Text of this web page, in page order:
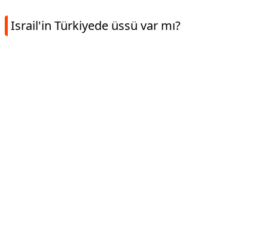
Israil'in Türkiyede üssü var mı?